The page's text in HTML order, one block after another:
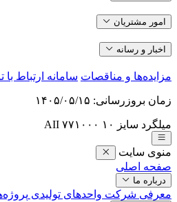
امور مشتریان
اخبار و رسانه
مزایده‌ها و مناقصات سامانه ارتباط با
زمان بروزرسانی: ۱۴۰۵/۰۵/۱۵
میلگرد سایز ۱۰ AII ۷۷۱۰۰۰
منوی سایت
صفحه اصلی
درباره ما
معرفی شرکت واحدهای تولیدی